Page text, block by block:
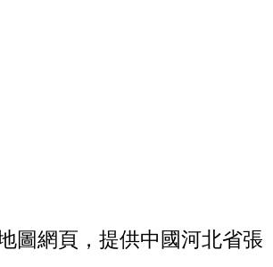
圖網頁，提供中國河北省張